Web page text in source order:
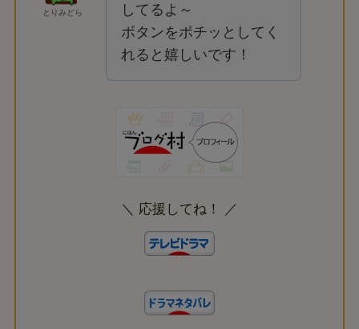
とりみどら
してるよ～
ボタンをポチッとしてく
れると嬉しいです！
＼ 応援してね！ ／